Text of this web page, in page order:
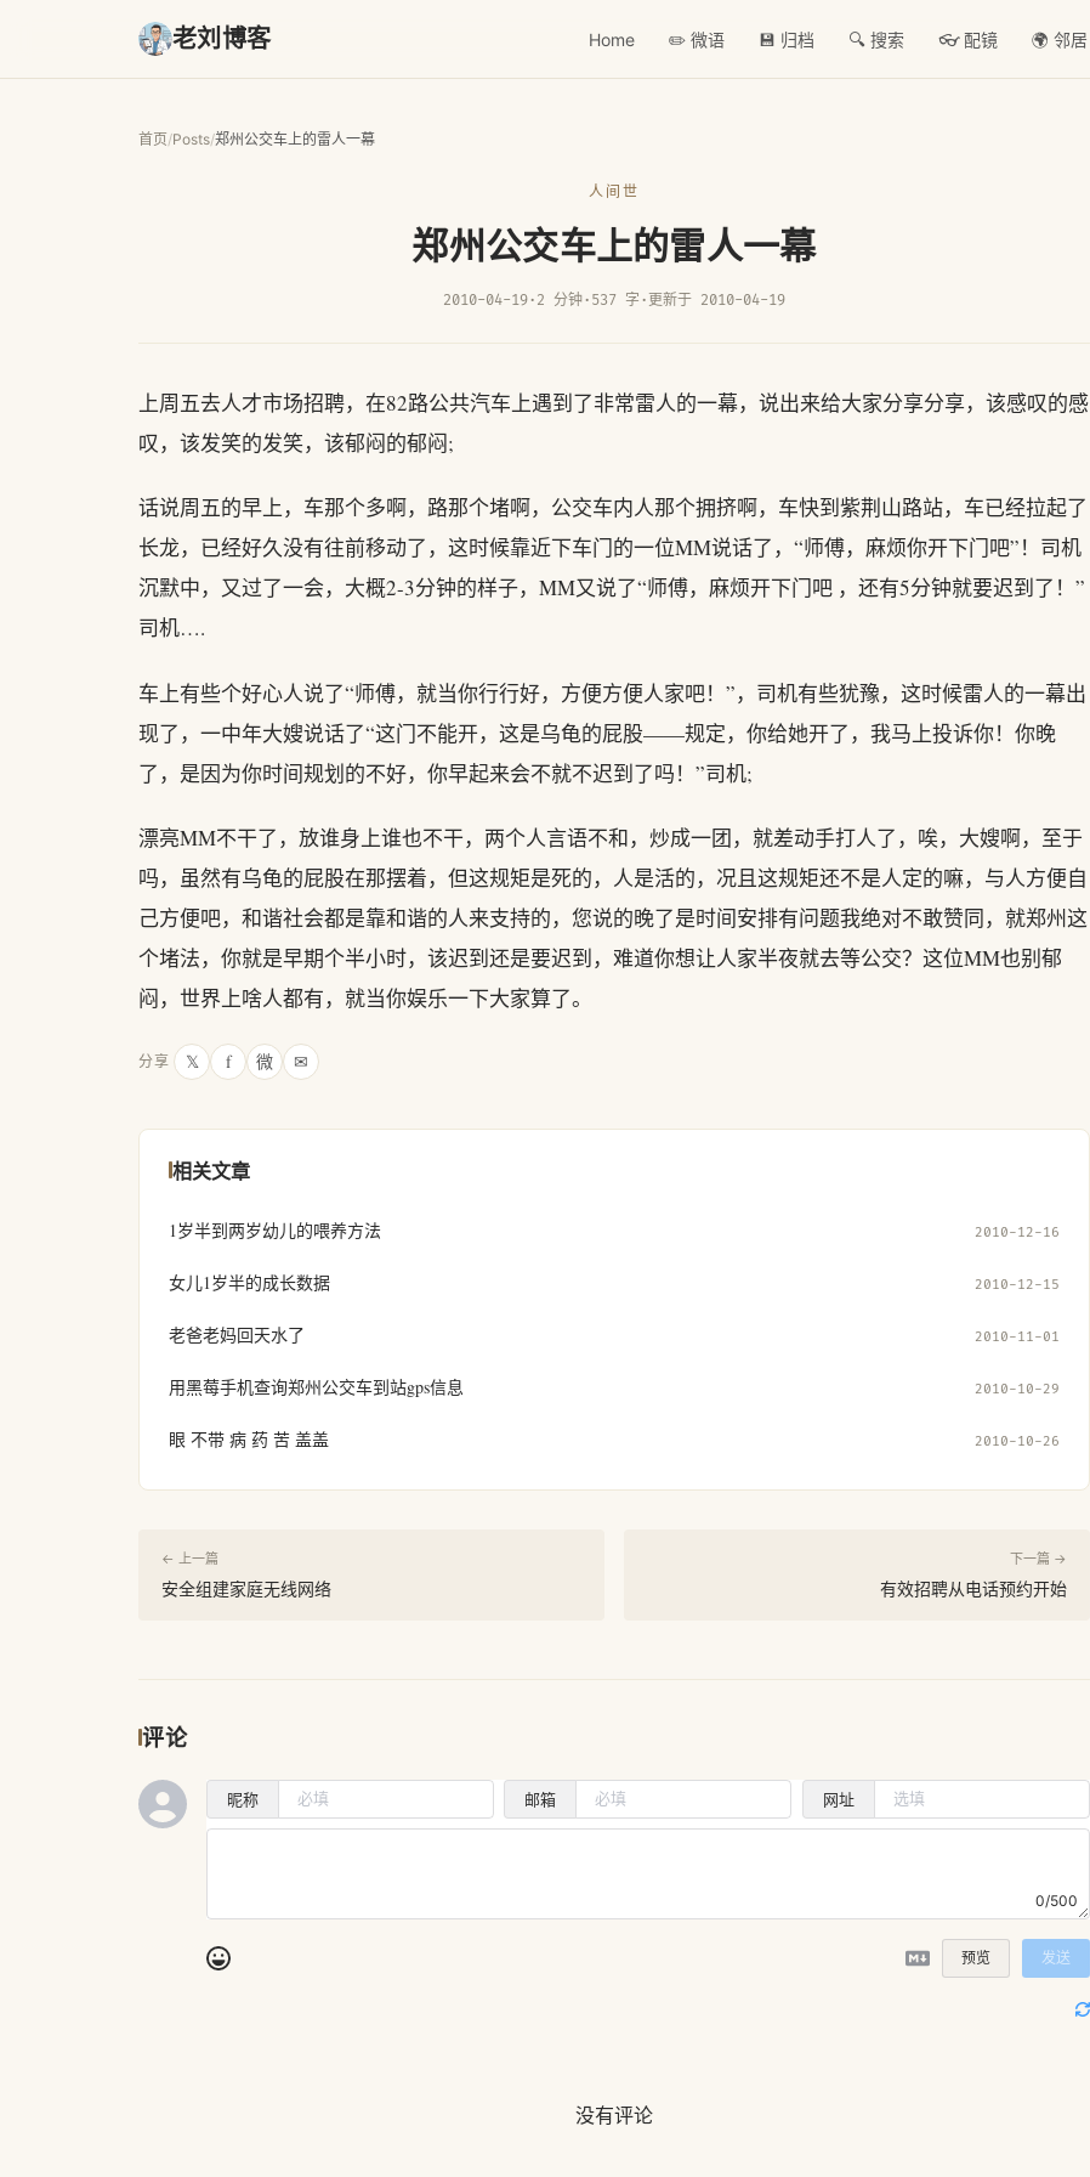
老刘博客 Home ✏️ 微语 💾 归档 🔍 搜索 👓 配镜 🌍 邻居
首页/Posts/郑州公交车上的雷人一幕
人间世
郑州公交车上的雷人一幕
2010-04-19· 2 分钟· 537 字 · 更新于 2010-04-19
上周五去人才市场招聘，在82路公共汽车上遇到了非常雷人的一幕，说出来给大家分享分享，该感叹的感
叹，该发笑的发笑，该郁闷的郁闷;
话说周五的早上，车那个多啊，路那个堵啊，公交车内人那个拥挤啊，车快到紫荆山路站，车已经拉起了
长龙，已经好久没有往前移动了，这时候靠近下车门的一位MM说话了，“师傅，麻烦你开下门吧”！司机
沉默中，又过了一会，大概2-3分钟的样子，MM又说了“师傅，麻烦开下门吧 ，还有5分钟就要迟到了！”
司机….
车上有些个好心人说了“师傅，就当你行行好，方便方便人家吧！”，司机有些犹豫，这时候雷人的一幕出
现了，一中年大嫂说话了“这门不能开，这是乌龟的屁股——规定，你给她开了，我马上投诉你！你晚
了，是因为你时间规划的不好，你早起来会不就不迟到了吗！”司机;
漂亮MM不干了，放谁身上谁也不干，两个人言语不和，炒成一团，就差动手打人了，唉，大嫂啊，至于
吗，虽然有乌龟的屁股在那摆着，但这规矩是死的，人是活的，况且这规矩还不是人定的嘛，与人方便自
己方便吧，和谐社会都是靠和谐的人来支持的，您说的晚了是时间安排有问题我绝对不敢赞同，就郑州这
个堵法，你就是早期个半小时，该迟到还是要迟到，难道你想让人家半夜就去等公交？这位MM也别郁
闷，世界上啥人都有，就当你娱乐一下大家算了。
分享 𝕏 f 微 ✉
相关文章
1岁半到两岁幼儿的喂养方法 2010-12-16
女儿1岁半的成长数据 2010-12-15
老爸老妈回天水了 2010-11-01
用黑莓手机查询郑州公交车到站gps信息 2010-10-29
眼 不带 病 药 苦 盖盖 2010-10-26
← 上一篇
安全组建家庭无线网络
下一篇 →
有效招聘从电话预约开始
评论
昵称 邮箱 网址
0/500
预览 发送
没有评论